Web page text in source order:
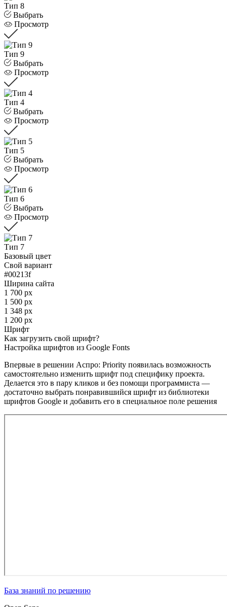
Тип 8
Выбрать
Просмотр
Тип 9
Выбрать
Просмотр
Тип 4
Выбрать
Просмотр
Тип 5
Выбрать
Просмотр
Тип 6
Выбрать
Просмотр
Тип 7
Базовый цвет
Свой вариант
#00213f
Ширина сайта
1 700 px
1 500 px
1 348 px
1 200 px
Шрифт
Как загрузить свой шрифт?
Настройка шрифтов из Google Fonts
Впервые в решении Аспро: Priority появилась возможность
самостоятельно изменить шрифт под специфику проекта.
Делается это в пару кликов и без помощи программиста —
достаточно выбрать понравившийся шрифт из библиотеки
шрифтов Google и добавить его в специальное поле решения
База знаний по решению